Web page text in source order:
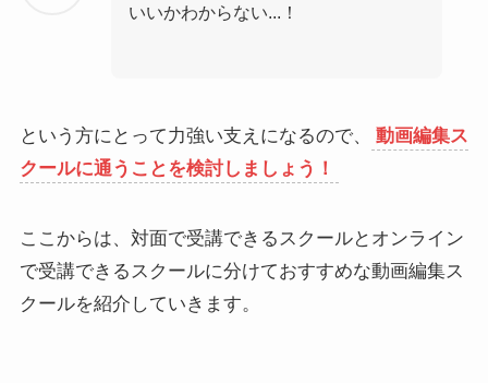
いいかわからない...！
という方にとって力強い支えになるので、
動画編集ス
クールに通うことを検討しましょう！
ここからは、対面で受講できるスクールとオンライン
で受講できるスクールに分けておすすめな動画編集ス
クールを紹介していきます。